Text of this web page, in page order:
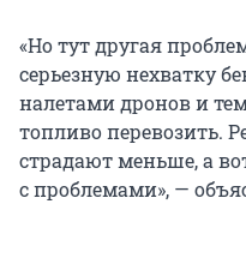
«Но тут другая
серьезную нехватку
налетами дронов и
топливо перевозить.
страдают меньше, а
с проблемами», —